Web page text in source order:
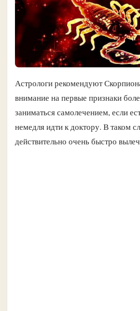
Астрологи рекомендуют
внимание на первые признаки
заниматься самолечением, если
немедля идти к доктору. В таком
действительно очень быстро